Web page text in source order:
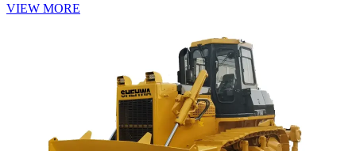
VIEW MORE